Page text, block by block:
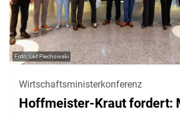
Leif Piechowski
Wirtschaftsministerkonferenz
Hoffmeister-Kraut fordert: